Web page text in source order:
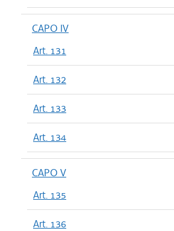
CAPO IV
Art. 131
Art. 132
Art. 133
Art. 134
CAPO V
Art. 135
Art. 136